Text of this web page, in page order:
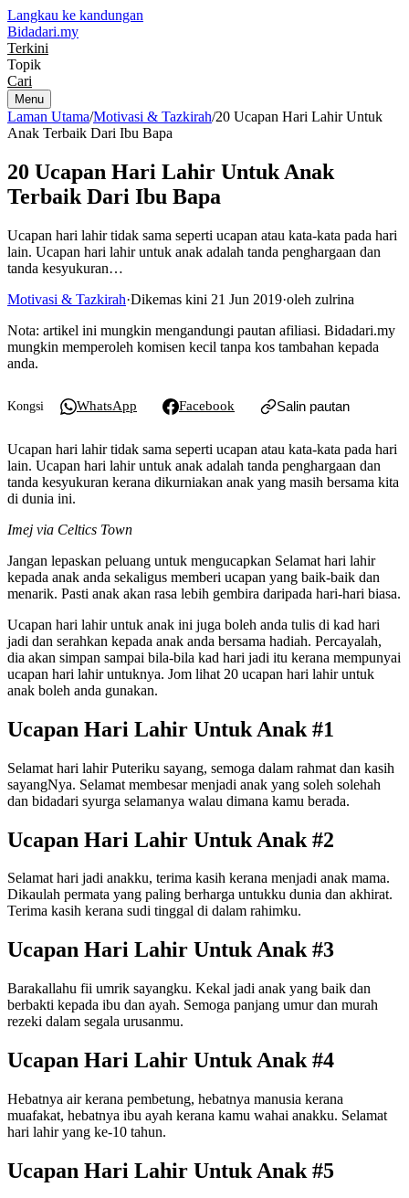
Langkau ke kandungan
Bidadari.my
Terkini
Topik
Cari
Menu
Laman Utama/Motivasi & Tazkirah/20 Ucapan Hari Lahir Untuk
Anak Terbaik Dari Ibu Bapa
20 Ucapan Hari Lahir Untuk Anak
Terbaik Dari Ibu Bapa
Ucapan hari lahir tidak sama seperti ucapan atau kata-kata pada hari
lain. Ucapan hari lahir untuk anak adalah tanda penghargaan dan
tanda kesyukuran…
Motivasi & Tazkirah·Dikemas kini 21 Jun 2019·oleh zulrina
Nota: artikel ini mungkin mengandungi pautan afiliasi. Bidadari.my
mungkin memperoleh komisen kecil tanpa kos tambahan kepada
anda.
Kongsi WhatsApp Facebook Salin pautan
Ucapan hari lahir tidak sama seperti ucapan atau kata-kata pada hari
lain. Ucapan hari lahir untuk anak adalah tanda penghargaan dan
tanda kesyukuran kerana dikurniakan anak yang masih bersama kita
di dunia ini.
Imej via Celtics Town
Jangan lepaskan peluang untuk mengucapkan Selamat hari lahir
kepada anak anda sekaligus memberi ucapan yang baik-baik dan
menarik. Pasti anak akan rasa lebih gembira daripada hari-hari biasa.
Ucapan hari lahir untuk anak ini juga boleh anda tulis di kad hari
jadi dan serahkan kepada anak anda bersama hadiah. Percayalah,
dia akan simpan sampai bila-bila kad hari jadi itu kerana mempunyai
ucapan hari lahir untuknya. Jom lihat 20 ucapan hari lahir untuk
anak boleh anda gunakan.
Ucapan Hari Lahir Untuk Anak #1
Selamat hari lahir Puteriku sayang, semoga dalam rahmat dan kasih
sayangNya. Selamat membesar menjadi anak yang soleh solehah
dan bidadari syurga selamanya walau dimana kamu berada.
Ucapan Hari Lahir Untuk Anak #2
Selamat hari jadi anakku, terima kasih kerana menjadi anak mama.
Dikaulah permata yang paling berharga untukku dunia dan akhirat.
Terima kasih kerana sudi tinggal di dalam rahimku.
Ucapan Hari Lahir Untuk Anak #3
Barakallahu fii umrik sayangku. Kekal jadi anak yang baik dan
berbakti kepada ibu dan ayah. Semoga panjang umur dan murah
rezeki dalam segala urusanmu.
Ucapan Hari Lahir Untuk Anak #4
Hebatnya air kerana pembetung, hebatnya manusia kerana
muafakat, hebatnya ibu ayah kerana kamu wahai anakku. Selamat
hari lahir yang ke-10 tahun.
Ucapan Hari Lahir Untuk Anak #5